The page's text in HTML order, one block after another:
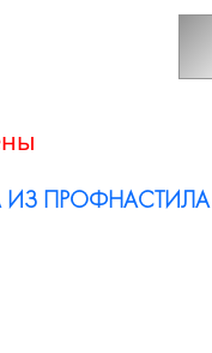
ИЗ ПРОФНАСТИЛА